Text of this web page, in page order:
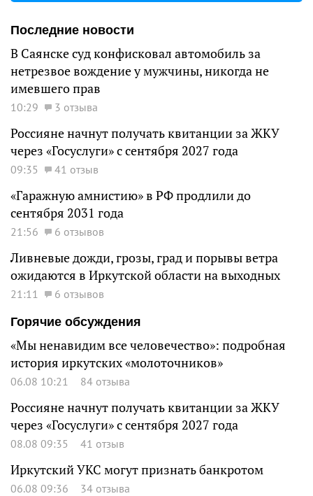
Последние новости
В Саянске суд конфисковал автомобиль за
нетрезвое вождение у мужчины, никогда не
имевшего прав
10:29 3 отзыва
Россияне начнут получать квитанции за ЖКУ
через «Госуслуги» с сентября 2027 года
09:35 41 отзыв
«Гаражную амнистию» в РФ продлили до
сентября 2031 года
21:56 6 отзывов
Ливневые дожди, грозы, град и порывы ветра
ожидаются в Иркутской области на выходных
21:11
6 отзывов
Горячие обсуждения
«Мы ненавидим все человечество»: подробная
история иркутских «молоточников»
06.08 10:21 84 отзыва
Россияне начнут получать квитанции за ЖКУ
через «Госуслуги» с сентября 2027 года
08.08 09:35 41 отзыв
Иркутский УКС могут признать банкротом
06.08 09:36 34 отзыва